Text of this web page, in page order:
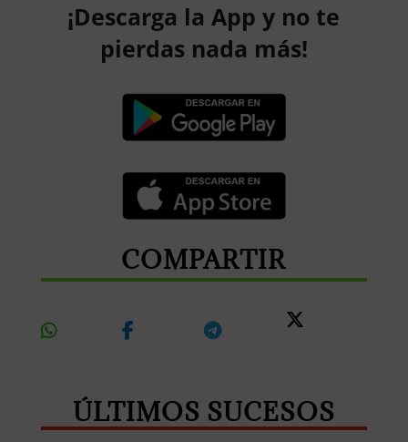
¡Descarga la App y no te
pierdas nada más!
COMPARTIR
ÚLTIMOS SUCESOS